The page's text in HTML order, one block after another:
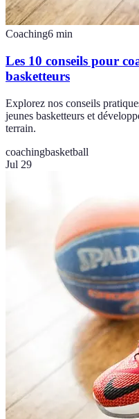
Coaching6 min
Les 10 conseils pour
basketteurs
Explorez nos conseils
jeunes basketteurs et
terrain.
coachingbasketball
Jul 29